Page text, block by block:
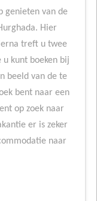
genieten van de
Hier
treft u twee
kunt boeken bij
beeld van de te
bent naar een
op zoek naar
er is zeker
naar